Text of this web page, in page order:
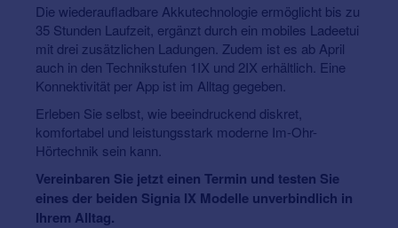
Die wiederaufladbare Akkutechnologie ermöglicht bis zu
35 Stunden Laufzeit, ergänzt durch ein mobiles Ladeetui
mit drei zusätzlichen Ladungen. Zudem ist es ab April
auch in den Technikstufen 1IX und 2IX erhältlich. Eine
Konnektivität per App ist im Alltag gegeben.
Erleben Sie selbst, wie beeindruckend diskret,
komfortabel und leistungsstark moderne Im-Ohr-
Hörtechnik sein kann.
Vereinbaren Sie jetzt einen Termin und testen Sie
eines der beiden Signia IX Modelle unverbindlich in
Ihrem Alltag.